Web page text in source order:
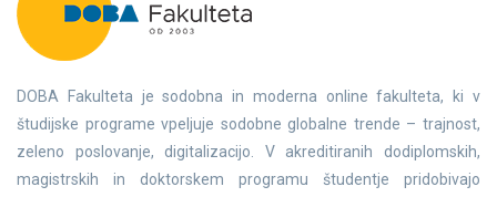
DOBA Fakulteta je sodobna in moderna online fakulteta, ki v
študijske programe vpeljuje sodobne globalne trende – trajnost,
zeleno poslovanje, digitalizacijo. V akreditiranih dodiplomskih,
magistrskih in doktorskem programu študentje pridobivajo